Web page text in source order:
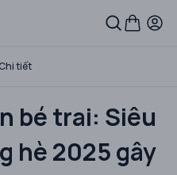
Chi tiết
bé trai: Siêu
hè 2025 gây